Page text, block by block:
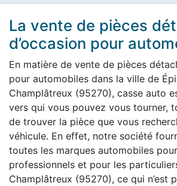
La vente de pièces
d’occasion pour
En matière de vente de pièces
pour automobiles dans la ville de
Champlâtreux (95270), casse auto
vers qui vous pouvez vous tourner,
de trouver la pièce que vous
véhicule. En effet, notre société
toutes les marques automobiles
professionnels et pour les
Champlâtreux (95270), ce qui n’est